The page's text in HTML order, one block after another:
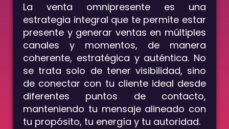
La venta omnipresente es una
estrategia integral que te permite estar
presente y generar ventas en múltiples
canales y momentos, de manera
coherente, estratégica y auténtica. No
se trata solo de tener visibilidad, sino
de conectar con tu cliente ideal desde
diferentes puntos de contacto,
manteniendo tu mensaje alineado con
tu propósito, tu energía y tu autoridad.